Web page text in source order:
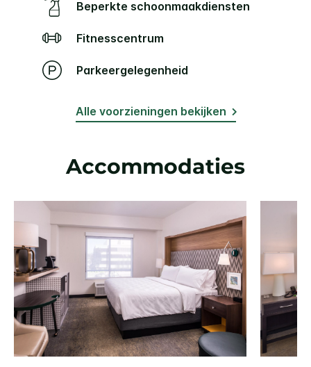
Beperkte schoonmaakdiensten
Fitnesscentrum
Parkeergelegenheid
Alle voorzieningen bekijken
Accommodaties